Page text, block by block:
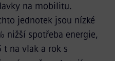
na mobilitu.
jednotek jsou nízké
nižší spotřeba energie,
t na vlak a rok s